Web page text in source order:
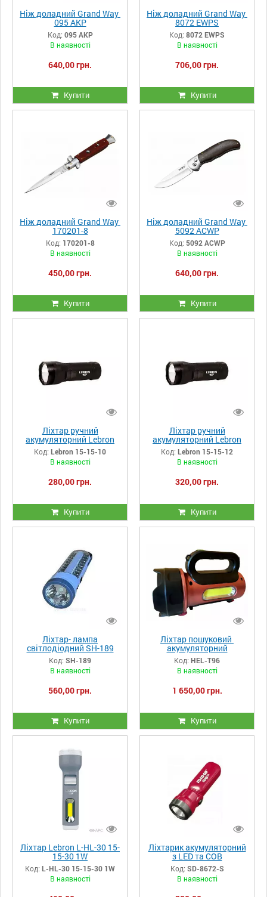
Ніж доладний Grand Way
095 AKP
Код: 095 AKP
В наявності
640,00 грн.
Купити
Ніж доладний Grand Way
8072 EWPS
Код: 8072 EWPS
В наявності
706,00 грн.
Купити
Ніж доладний Grand Way
170201-8
Код: 170201-8
В наявності
450,00 грн.
Купити
Ніж доладний Grand Way
5092 ACWP
Код: 5092 ACWP
В наявності
640,00 грн.
Купити
Ліхтар ручний
акумуляторний Lebron
15-15-10
Код: Lebron 15-15-10
В наявності
280,00 грн.
Купити
Ліхтар ручний
акумуляторний Lebron
15-15-12
Код: Lebron 15-15-12
В наявності
320,00 грн.
Купити
Ліхтар- лампа
світлодіодний SH-189
Код: SH-189
В наявності
560,00 грн.
Купити
Ліхтар пошуковий
акумуляторний
Haoerliang HEL-T96
PoverBank
Код: HEL-T96
В наявності
1 650,00 грн.
Купити
Ліхтар Lebron L-HL-30 15-
15-30 1W
Код: L-HL-30 15-15-30 1W
В наявності
Ліхтарик акумуляторний
з LED та COB
підсвічуванням ORTEX
SD-8672-S
Код: SD-8672-S
В наявності